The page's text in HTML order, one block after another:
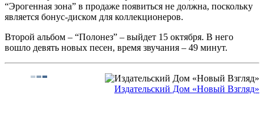
“Эрогенная зона” в продаже появиться не должна, поскольку
является бонус-диском для коллекционеров.
Второй альбом – “Полонез” – выйдет 15 октября. В него
вошло девять новых песен, время звучания – 49 минут.
Издательский Дом «Новый Взгляд»